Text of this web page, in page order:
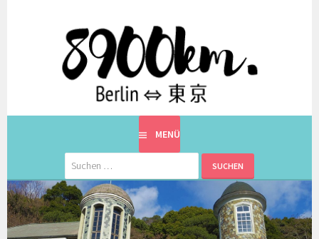
8900KM. BERLIN ⇔ 東京
EINE BERLINERIN IN JAPAN. MIT EINEM JAPANER.
MENÜ
Suchen
nach: